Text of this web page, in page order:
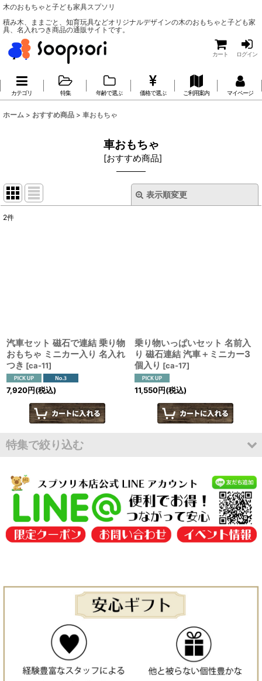
木のおもちゃと子ども家具スプソリ
積み木、ままごと、知育玩具などオリジナルデザインの木のおもちゃと子ども家
具、名入れつき商品の通販サイトです。
カート ログイン
カテゴリ 特集 年齢で選ぶ 価格で選ぶ ご利用案内 マイページ
ホーム > おすすめ商品 > 車おもちゃ
車おもちゃ
[おすすめ商品]
表示順変更
2件
汽車セット 磁石で連結 乗り物
おもちゃ ミニカー入り 名入れ
つき [ca-11]
7,920円(税込)
乗り物いっぱいセット 名前入
り 磁石連結 汽車＋ミニカー3
個入り [ca-17]
11,550円(税込)
特集で絞り込む
在庫一斉セール
アウトレット
出産祝いにおすすめ
1歳におすすめ
2歳におすすめ